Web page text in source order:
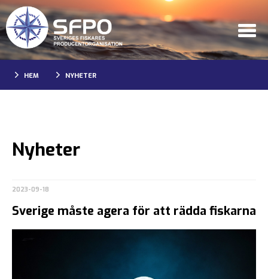
HEM NYHETER
Nyheter
2023-09-18
Sverige måste agera för att rädda fiskarna